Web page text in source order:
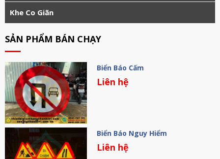
Khe Co Giãn
SẢN PHẨM BÁN CHẠY
Biển Báo Cấm
Liên hệ
Biển Báo Nguy Hiểm
Liên hệ